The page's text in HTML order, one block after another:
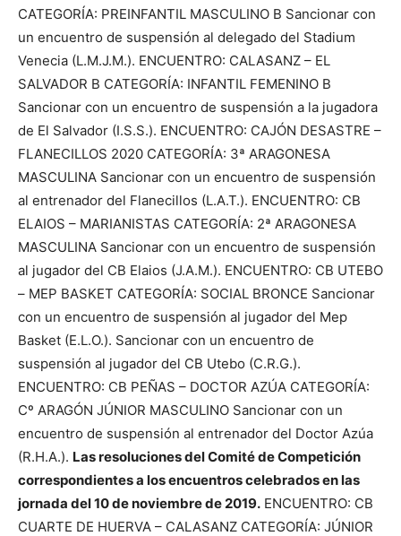
CATEGORÍA: PREINFANTIL MASCULINO B Sancionar con
un encuentro de suspensión al delegado del Stadium
Venecia (L.M.J.M.). ENCUENTRO: CALASANZ – EL
SALVADOR B CATEGORÍA: INFANTIL FEMENINO B
Sancionar con un encuentro de suspensión a la jugadora
de El Salvador (I.S.S.). ENCUENTRO: CAJÓN DESASTRE –
FLANECILLOS 2020 CATEGORÍA: 3ª ARAGONESA
MASCULINA Sancionar con un encuentro de suspensión
al entrenador del Flanecillos (L.A.T.). ENCUENTRO: CB
ELAIOS – MARIANISTAS CATEGORÍA: 2ª ARAGONESA
MASCULINA Sancionar con un encuentro de suspensión
al jugador del CB Elaios (J.A.M.). ENCUENTRO: CB UTEBO
– MEP BASKET CATEGORÍA: SOCIAL BRONCE Sancionar
con un encuentro de suspensión al jugador del Mep
Basket (E.L.O.). Sancionar con un encuentro de
suspensión al jugador del CB Utebo (C.R.G.).
ENCUENTRO: CB PEÑAS – DOCTOR AZÚA CATEGORÍA:
Cº ARAGÓN JÚNIOR MASCULINO Sancionar con un
encuentro de suspensión al entrenador del Doctor Azúa
(R.H.A.). Las resoluciones del Comité de Competición
correspondientes a los encuentros celebrados en las
jornada del 10 de noviembre de 2019. ENCUENTRO: CB
CUARTE DE HUERVA – CALASANZ CATEGORÍA: JÚNIOR